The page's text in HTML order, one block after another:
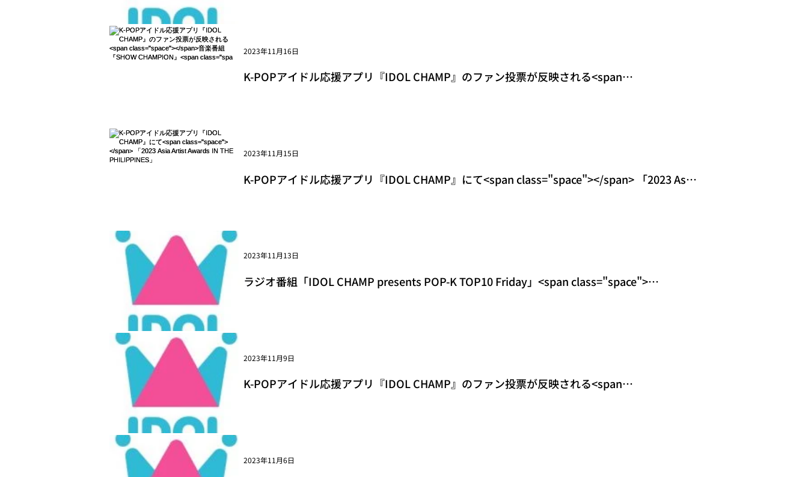
K-POPアイドル応援アプリ『IDOL CHAMP』のファン投票が反映される<span
2023年11月16日
K-POPアイドル応援アプリ『IDOL CHAMP』にて<span class="space"></span> 「2023 Asia
2023年11月15日
ラジオ番組「IDOL CHAMP presents POP-K TOP10 Friday」<span class="space">
2023年11月13日
K-POPアイドル応援アプリ『IDOL CHAMP』のファン投票が反映される<span
2023年11月9日
2023年11月6日